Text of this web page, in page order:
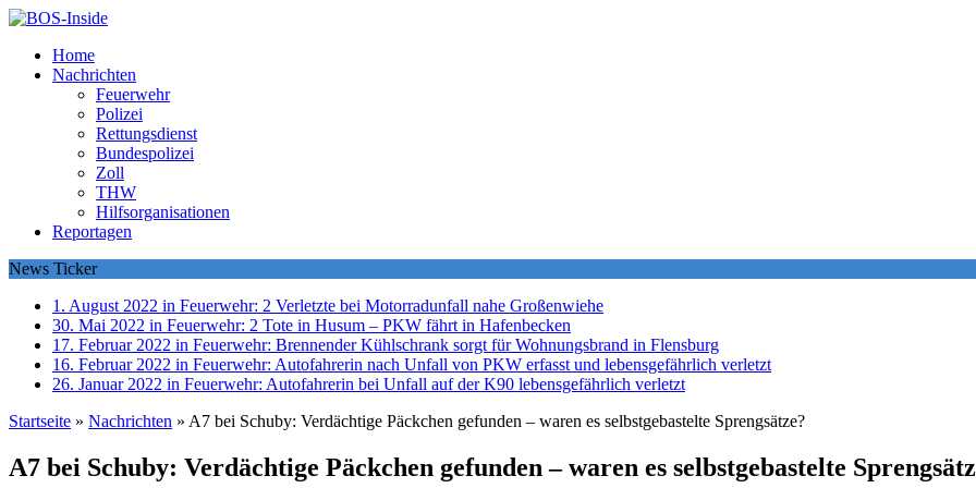
Home
Nachrichten
Feuerwehr
Polizei
Rettungsdienst
Bundespolizei
Zoll
THW
Hilfsorganisationen
Reportagen
News Ticker
1. August 2022 in Feuerwehr: 2 Verletzte bei Motorradunfall nahe Großenwiehe
30. Mai 2022 in Feuerwehr: 2 Tote in Husum – PKW fährt in Hafenbecken
17. Februar 2022 in Feuerwehr: Brennender Kühlschrank sorgt für Wohnungsbrand in Flensburg
16. Februar 2022 in Feuerwehr: Autofahrerin nach Unfall von PKW erfasst und lebensgefährlich verletzt
26. Januar 2022 in Feuerwehr: Autofahrerin bei Unfall auf der K90 lebensgefährlich verletzt
Startseite » Nachrichten » A7 bei Schuby: Verdächtige Päckchen gefunden – waren es selbstgebastelte Sprengsätze?
A7 bei Schuby: Verdächtige Päckchen gefunden – waren es selbstgebastelte